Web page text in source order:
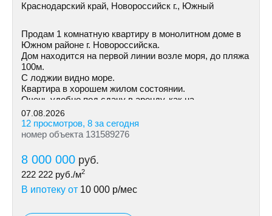
Краснодарский край, Новороссийск г., Южный
Продам 1 комнатную квартиру в монолитном доме в
Южном районе г. Новороссийска.
Дом находится на первой линии возле моря, до пляжа
100м.
С лоджии видно море.
Квартира в хорошем жилом состоянии.
Очень удобно под сдачу в аренду, как на
долгосрочную так и посуточно.
07.08.2026
12 просмотров, 8 за сегодня
номер объекта 131589276
8 000 000 руб.
222 222 руб./м2
В ипотеку от 10 000 р/мес